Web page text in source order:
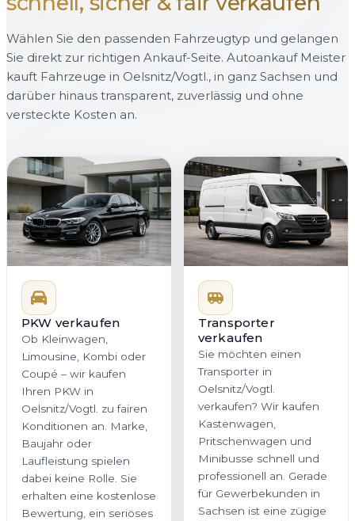
Wählen Sie den passenden Fahrzeugtyp und gelangen
Sie direkt zur richtigen Ankauf-Seite. Autoankauf Meister
kauft Fahrzeuge in Oelsnitz/Vogtl., in ganz Sachsen und
darüber hinaus transparent, zuverlässig und ohne
versteckte Kosten an.
PKW verkaufen
Ob Kleinwagen,
Limousine, Kombi oder
Coupé – wir kaufen
Ihren PKW in
Oelsnitz/Vogtl. zu fairen
Konditionen an. Marke,
Baujahr oder
Laufleistung spielen
dabei keine Rolle. Sie
erhalten eine kostenlose
Bewertung, ein seriöses
Transporter
verkaufen
Sie möchten einen
Transporter in
Oelsnitz/Vogtl.
verkaufen? Wir kaufen
Kastenwagen,
Pritschenwagen und
Minibusse schnell und
professionell an. Gerade
für Gewerbekunden in
Sachsen ist eine zügige